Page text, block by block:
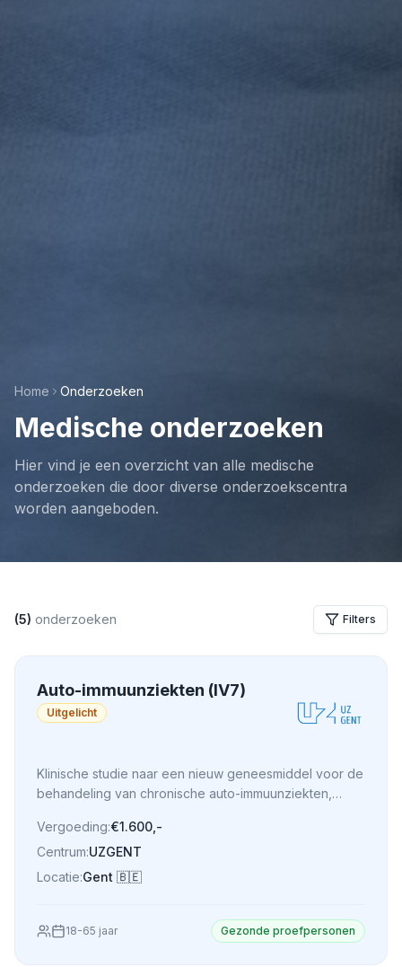
Home Onderzoeken
Medische onderzoeken
Hier vind je een overzicht van alle medische
onderzoeken die door diverse onderzoekscentra
worden aangeboden.
(5) onderzoeken Filters
Auto-immuunziekten (IV7)
Uitgelicht
Klinische studie naar een nieuw geneesmiddel voor de
behandeling van chronische auto-immuunziekten,
onderzocht.
Vergoeding:€1.600,-
Centrum:UZGENT
Locatie:Gent 🇧🇪
18-65 jaar Gezonde proefpersonen